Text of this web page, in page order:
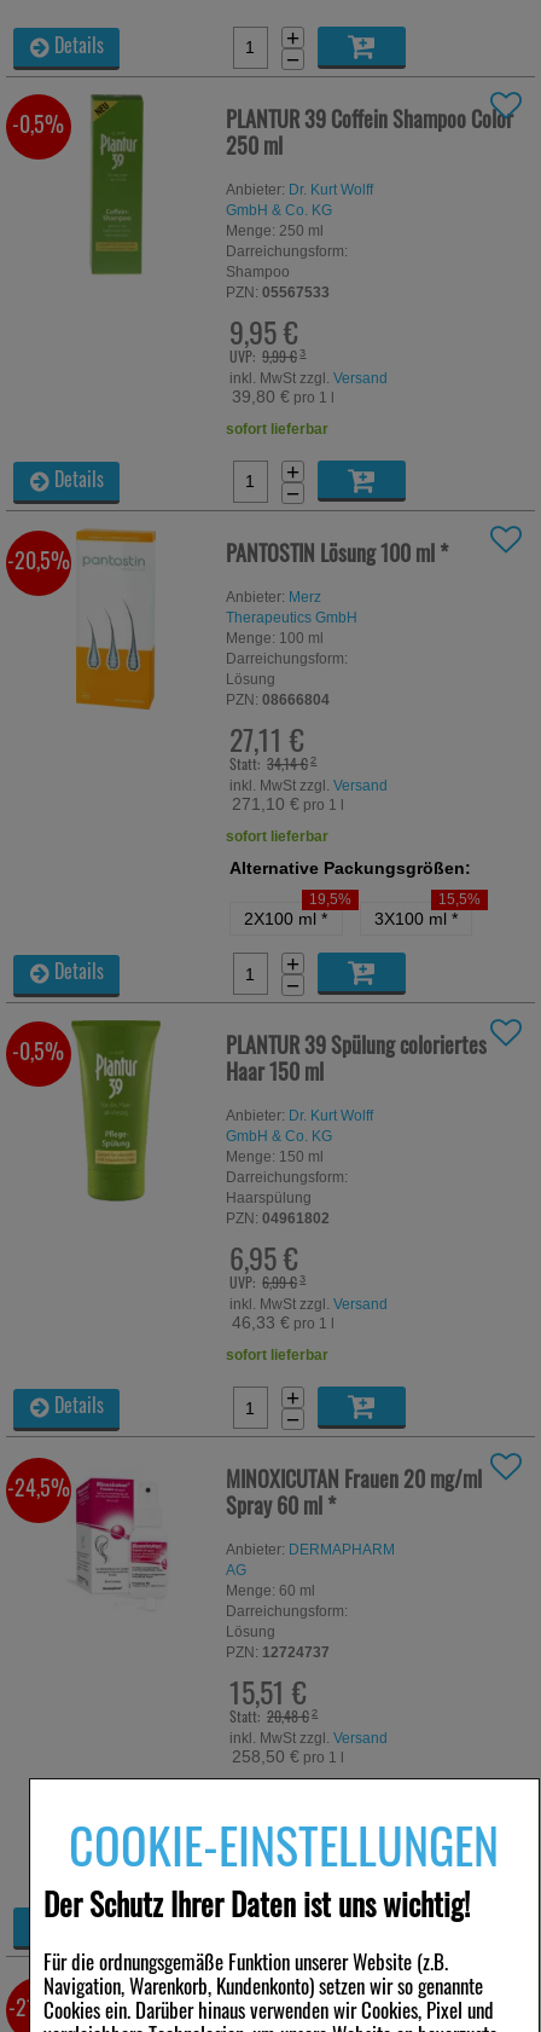
COOKIE-EINSTELLUNGEN
Der Schutz Ihrer Daten ist uns wichtig!
Für die ordnungsgemäße Funktion unserer Website (z.B.
Navigation, Warenkorb, Kundenkonto) setzen wir so genannte
Cookies ein. Darüber hinaus verwenden wir Cookies, Pixel und
+
−
Details
PLANTUR 39 Coffein Shampoo Color
250 ml
Anbieter: Dr. Kurt Wolff
GmbH & Co. KG
Menge: 250 ml
Darreichungsform:
Shampoo
PZN: 05567533
9,95 €
UVP: 9,99 €³
inkl. MwSt zzgl.Versand
39,80 € pro 1 l
-0,5%
sofort lieferbar
+
−
Details
PANTOSTIN Lösung100 ml*
Anbieter: Merz
Therapeutics GmbH
Menge: 100 ml
Darreichungsform:
Lösung
PZN: 08666804
27,11 €
Statt: 34,14 €²
inkl. MwSt zzgl.Versand
271,10 € pro 1 l
-20,5%
sofort lieferbar
Alternative Packungsgrößen:
2X100 ml*
19,5%
3X100 ml *
15,5%
+
−
Details
PLANTUR 39 Spülung coloriertes
Haar150 ml
Anbieter: Dr. Kurt Wolff
GmbH & Co. KG
Menge: 150 ml
Darreichungsform:
Haarspülung
PZN: 04961802
6,95 €
UVP: 6,99 €³
inkl. MwSt zzgl.Versand
46,33 € pro 1 l
-0,5%
sofort lieferbar
+
−
Details
MINOXICUTAN Frauen 20 mg/ml
Spray60 ml*
Anbieter: DERMAPHARM
AG
Menge: 60 ml
Darreichungsform:
Lösung
PZN: 12724737
15,51 €
Statt: 20,48 €²
inkl. MwSt zzgl.Versand
258,50 € pro 1 l
-24,5%
3X60 ml
21,5%
+
Details
MINOXICUTAN Männer 50 mg/ml
Spray60 ml*
-21,5%